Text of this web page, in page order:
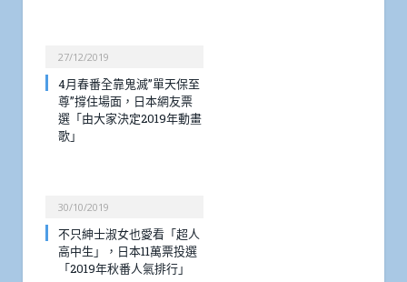
27/12/2019
4月春番全靠鬼滅”單天保至
尊”撐住場面，日本網友票
選「由大家決定2019年動畫
歌」
30/10/2019
不只紳士淑女也愛看「超人
高中生」，日本11萬票投選
「2019年秋番人氣排行」